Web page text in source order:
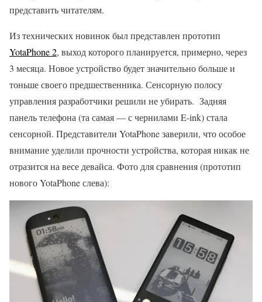
представить читателям.
Из технических новинок был представлен прототип
YotaPhone 2, выход которого планируется, примерно, через
3 месяца. Новое устройство будет значительно больше и
тоньше своего предшественника. Сенсорную полосу
управления разработчики решили не убирать. Задняя
панель телефона (та самая — с чернилами E-ink) стала
сенсорной. Представители YotaPhone заверили, что особое
внимание уделили прочности устройства, которая никак не
отразится на весе девайса. Фото для сравнения (прототип
нового YotaPhone слева):